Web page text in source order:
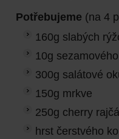
Potřebujeme (na 4
160g slabých
10g
300g salátové
150g mrkve
250g cherry
hrst čerstvého